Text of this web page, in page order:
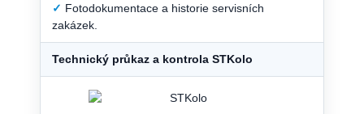
✓ Fotodokumentace a historie servisních
zakázek.
Technický průkaz a kontrola STKolo